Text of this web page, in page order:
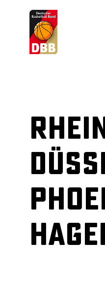
Suchvorschläge